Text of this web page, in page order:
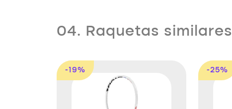
04. Raquetas similares
-19% -25%